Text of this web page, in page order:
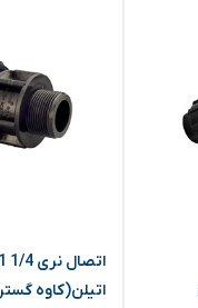
اتیلن(کاوه